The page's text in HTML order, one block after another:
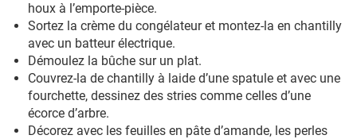
houx à l’emporte-pièce.
Sortez la crème du congélateur et montez-la en chantilly
avec un batteur électrique.
Démoulez la bûche sur un plat.
Couvrez-la de chantilly à laide d’une spatule et avec une
fourchette, dessinez des stries comme celles d’une
écorce d’arbre.
Décorez avec les feuilles en pâte d’amande, les perles